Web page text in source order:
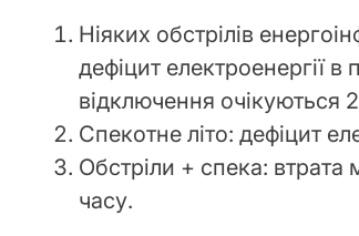
Ніяких обстрілів
дефіцит електроенергії
відключення очікуються
Спекотне літо: дефіцит
Обстріли + спека: втрата
часу.